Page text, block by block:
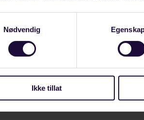
Nødvendig
Ikke tillat